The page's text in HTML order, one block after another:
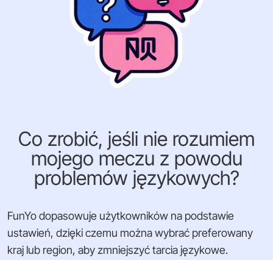
Co zrobić, jeśli nie rozumiem
mojego meczu z powodu
problemów językowych?
FunYo dopasowuje użytkowników na podstawie
ustawień, dzięki czemu można wybrać preferowany
kraj lub region, aby zmniejszyć tarcia językowe.